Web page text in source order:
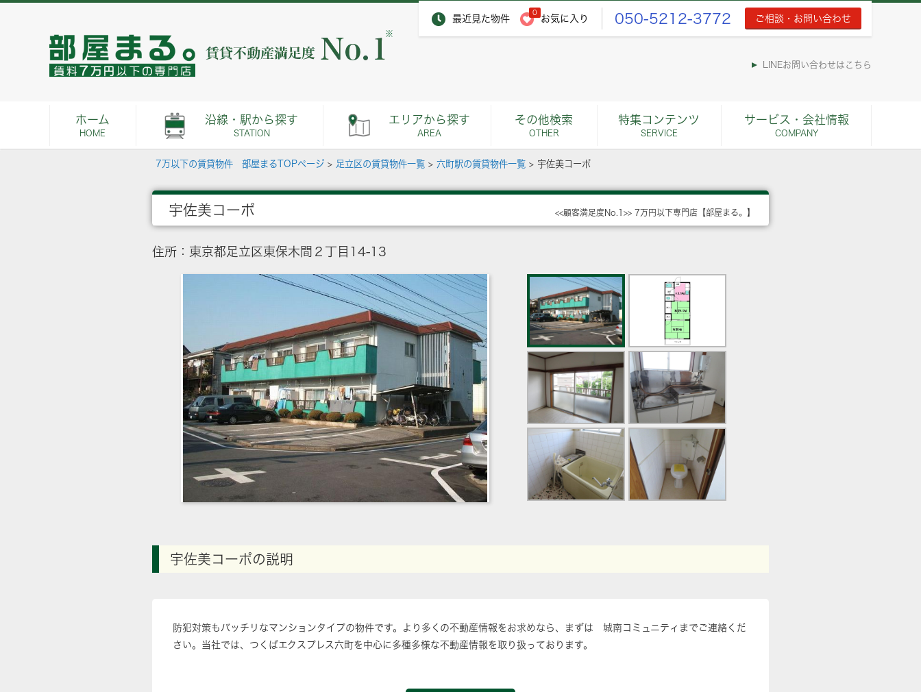
最近見た物件
0
お気に入り 050-5212-3772 ご相談・お問い合わせ
※
LINEお問い合わせはこちら
ホーム
HOME
沿線・駅から探す
STATION
エリアから探す
AREA
その他検索
OTHER
特集コンテンツ
SERVICE
サービス・会社情報
COMPANY
7万以下の賃貸物件 部屋まるTOPページ > 足立区の賃貸物件一覧 > 六町駅の賃貸物件一覧 > 宇佐美コーポ
宇佐美コーポ <<顧客満足度No.1>> 7万円以下専門店【部屋まる。】
住所：東京都足立区東保木間２丁目14-13
宇佐美コーポの説明
防犯対策もバッチリなマンションタイプの物件です。より多くの不動産情報をお求めなら、まずは 城南コミュニティまでご連絡くだ
さい。当社では、つくばエクスプレス六町を中心に多種多様な不動産情報を取り扱っております。